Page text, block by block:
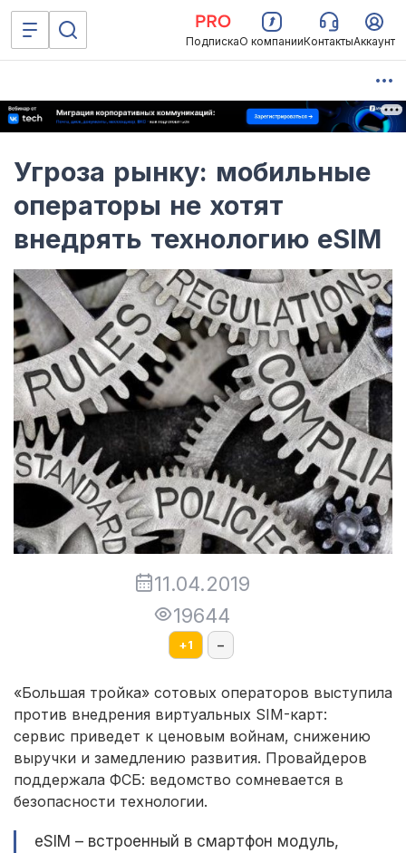
ПодпискаО компанииКонтактыАккаунт
Угроза рынку: мобильные
операторы не хотят
внедрять технологию eSIM
11.04.2019
19644
+1 –
«Большая тройка» сотовых операторов выступила
против внедрения виртуальных SIM-карт:
сервис приведет к ценовым войнам, снижению
выручки и замедлению развития. Провайдеров
поддержала ФСБ: ведомство сомневается в
безопасности технологии.
eSIM – встроенный в смартфон модуль,